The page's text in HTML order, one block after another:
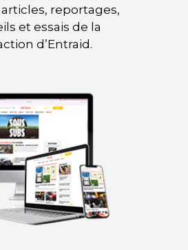
reportages,
et essais de la
d’Entraid.